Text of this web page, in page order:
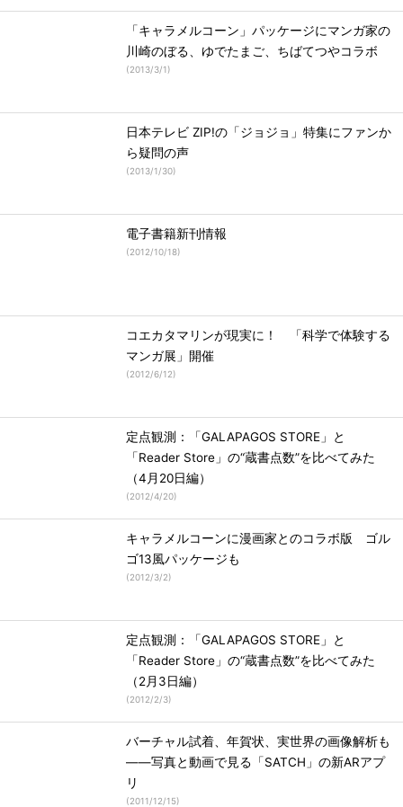
「キャラメルコーン」パッケージにマンガ家の
川崎のぼる、ゆでたまご、ちばてつやコラボ
(2013/3/1)
日本テレビ ZIP!の「ジョジョ」特集にファンか
ら疑問の声
(2013/1/30)
電子書籍新刊情報
(2012/10/18)
コエカタマリンが現実に！ 「科学で体験する
マンガ展」開催
(2012/6/12)
定点観測：「GALAPAGOS STORE」と
「Reader Store」の“蔵書点数”を比べてみた
（4月20日編）
(2012/4/20)
キャラメルコーンに漫画家とのコラボ版 ゴル
ゴ13風パッケージも
(2012/3/2)
定点観測：「GALAPAGOS STORE」と
「Reader Store」の“蔵書点数”を比べてみた
（2月3日編）
(2012/2/3)
バーチャル試着、年賀状、実世界の画像解析も
――写真と動画で見る「SATCH」の新ARアプ
リ
(2011/12/15)